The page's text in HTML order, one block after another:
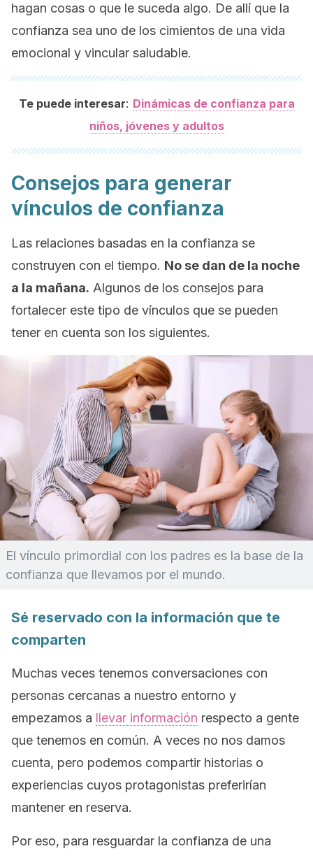
hagan cosas o que le suceda algo. De allí que la
confianza sea uno de los cimientos de una vida
emocional y vincular saludable.
Te puede interesar: Dinámicas de confianza para
niños, jóvenes y adultos
Consejos para generar
vínculos de confianza
Las relaciones basadas en la confianza se
construyen con el tiempo. No se dan de la noche
a la mañana. Algunos de los consejos para
fortalecer este tipo de vínculos que se pueden
tener en cuenta son los siguientes.
El vínculo primordial con los padres es la base de la
confianza que llevamos por el mundo.
Sé reservado con la información que te
comparten
Muchas veces tenemos conversaciones con
personas cercanas a nuestro entorno y
empezamos a llevar información respecto a gente
que tenemos en común. A veces no nos damos
cuenta, pero podemos compartir historias o
experiencias cuyos protagonistas preferirían
mantener en reserva.
Por eso, para resguardar la confianza de una